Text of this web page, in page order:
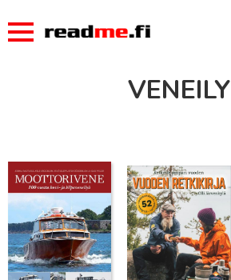
VENEILY
Lue lisää Lue lisää